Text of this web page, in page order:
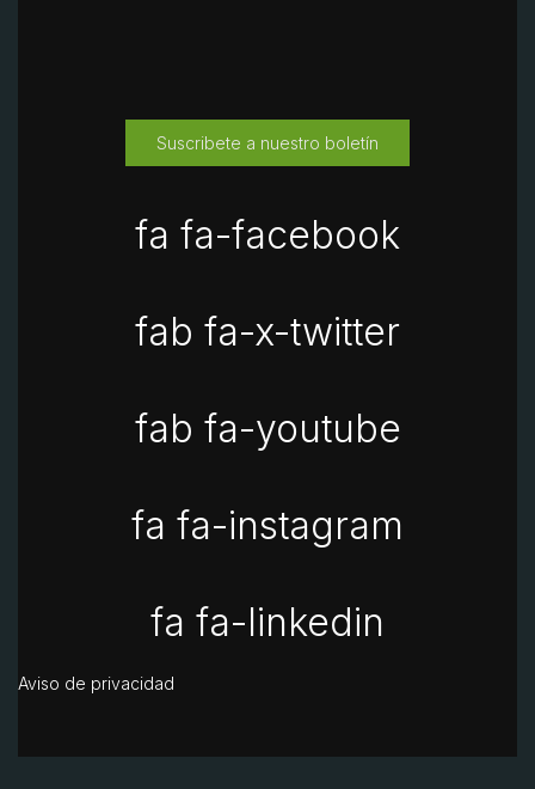
Suscribete a nuestro boletín
fa fa-facebook
fab fa-x-twitter
fab fa-youtube
fa fa-instagram
fa fa-linkedin
Aviso de privacidad